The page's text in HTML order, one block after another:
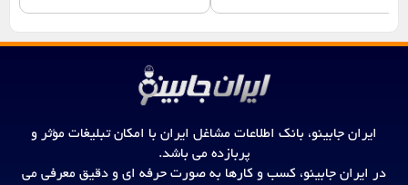
ایران جابینو، بانک اطلاعات مشاغل ایران با امکان تبلیغات مؤثر و
پربازده می باشد.
در ایران جابینو، کسب و کارها به صورت حرفه ای و دقیق معرفی می